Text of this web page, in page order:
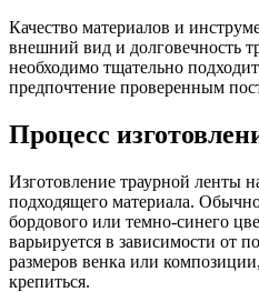
Качество материалов и
внешний вид и долговечность
необходимо тщательно
предпочтение проверенным
Процесс
Изготовление траурной ленты
подходящего материала.
бордового или темно-синего
варьируется в зависимости от
размеров венка или
крепиться.